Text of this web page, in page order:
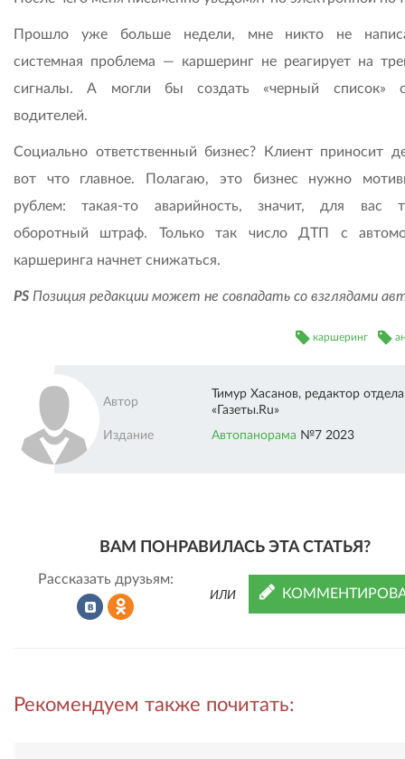
Прошло уже больше недели, мне никто не
системная проблема — каршеринг не реагирует на
сигналы. А могли бы создать «черный список»
водителей.
Социально ответственный бизнес? Клиент приносит
вот что главное. Полагаю, это бизнес нужно
рублем: такая-то аварийность, значит, для вас
оборотный штраф. Только так число ДТП с
каршеринга начнет снижаться.
PS Позиция редакции может не совпадать со взглядами
каршеринг
Автор
Тимур Хасанов, редактор
«Газеты.Ru»
Издание
Автопанорама №7 2023
ВАМ ПОНРАВИЛАСЬ ЭТА СТАТЬЯ?
Рассказать друзьям:
во в
ИЛИ
Рекомендуем также почитать: